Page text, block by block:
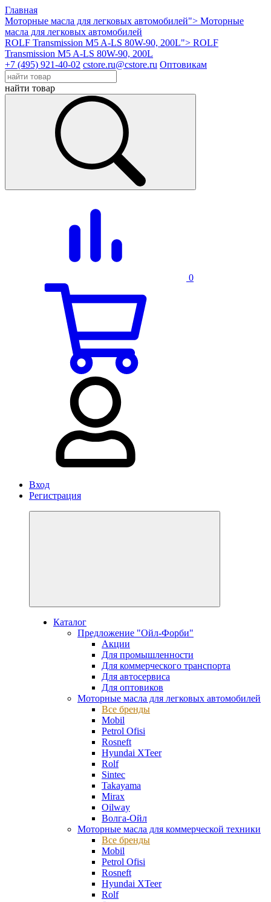
Главная
Моторные масла для легковых автомобилей"> Моторные
масла для легковых автомобилей
ROLF Transmission M5 A-LS 80W-90, 200L"> ROLF
Transmission M5 A-LS 80W-90, 200L
+7 (495) 921-40-02 cstore.ru@cstore.ru Оптовикам
найти товар
0
Вход
Регистрация
Каталог
Предложение "Ойл-Форби"
Акции
Для промышленности
Для коммерческого транспорта
Для автосервиса
Для оптовиков
Моторные масла для легковых автомобилей
Все бренды
Mobil
Petrol Ofisi
Rosneft
Hyundai XTeer
Rolf
Sintec
Takayama
Mirax
Oilway
Волга-Ойл
Моторные масла для коммерческой техники
Все бренды
Mobil
Petrol Ofisi
Rosneft
Hyundai XTeer
Rolf